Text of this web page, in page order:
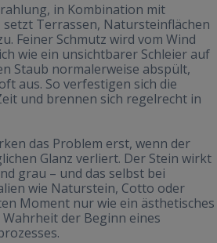
in Kombination mit
Terrassen, Natursteinflächen
Feiner Schmutz wird vom Wind
wie ein unsichtbarer Schleier auf
Staub normalerweise abspült,
aus. So verfestigen sich die
und brennen sich regelrecht in
das Problem erst, wenn der
Glanz verliert. Der Stein wirkt
grau – und das selbst bei
wie Naturstein, Cotto oder
Moment nur wie ein ästhetisches
der Beginn eines